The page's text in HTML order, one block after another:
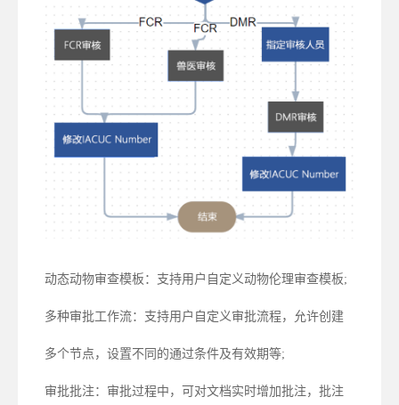
动态动物审查模板：支持用户自定义动物伦理审查模板;
多种审批工作流：支持用户自定义审批流程，允许创建
多个节点，设置不同的通过条件及有效期等;
审批批注：审批过程中，可对文档实时增加批注，批注